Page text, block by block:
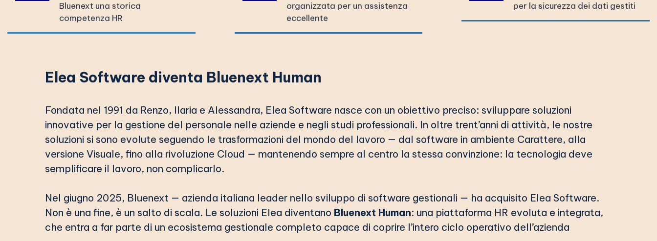
Bluenext una storica
competenza HR
organizzata per un assistenza
eccellente
per la sicurezza dei dati gestiti
Elea Software diventa Bluenext Human
Fondata nel 1991 da Renzo, Ilaria e Alessandra, Elea Software nasce con un obiettivo preciso: sviluppare soluzioni
innovative per la gestione del personale nelle aziende e negli studi professionali. In oltre trent’anni di attività, le nostre
soluzioni si sono evolute seguendo le trasformazioni del mondo del lavoro — dal software in ambiente Carattere, alla
versione Visuale, fino alla rivoluzione Cloud — mantenendo sempre al centro la stessa convinzione: la tecnologia deve
semplificare il lavoro, non complicarlo.
Nel giugno 2025, Bluenext — azienda italiana leader nello sviluppo di software gestionali — ha acquisito Elea Software.
Non è una fine, è un salto di scala. Le soluzioni Elea diventano Bluenext Human: una piattaforma HR evoluta e integrata,
che entra a far parte di un ecosistema gestionale completo capace di coprire l’intero ciclo operativo dell’azienda